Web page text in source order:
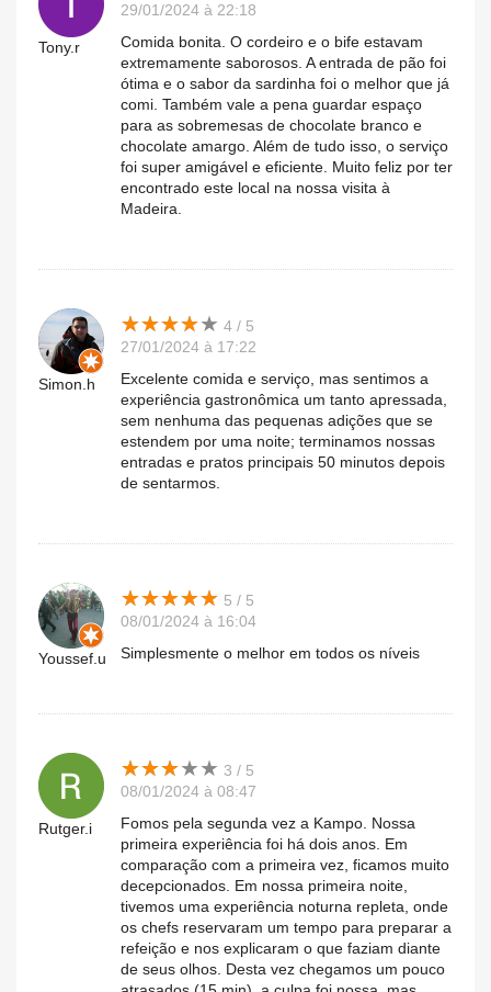
Tony.r
29/01/2024 à 22:18
Comida bonita. O cordeiro e o bife estavam
extremamente saborosos. A entrada de pão foi
ótima e o sabor da sardinha foi o melhor que já
comi. Também vale a pena guardar espaço
para as sobremesas de chocolate branco e
chocolate amargo. Além de tudo isso, o serviço
foi super amigável e eficiente. Muito feliz por ter
encontrado este local na nossa visita à
Madeira.
Simon.h
★★★★★
★★★★★ 4 / 5
27/01/2024 à 17:22
Excelente comida e serviço, mas sentimos a
experiência gastronômica um tanto apressada,
sem nenhuma das pequenas adições que se
estendem por uma noite; terminamos nossas
entradas e pratos principais 50 minutos depois
de sentarmos.
Youssef.u
★★★★★
★★★★★ 5 / 5
08/01/2024 à 16:04
Simplesmente o melhor em todos os níveis
Rutger.i
★★★★★
★★★★★ 3 / 5
08/01/2024 à 08:47
Fomos pela segunda vez a Kampo. Nossa
primeira experiência foi há dois anos. Em
comparação com a primeira vez, ficamos muito
decepcionados. Em nossa primeira noite,
tivemos uma experiência noturna repleta, onde
os chefs reservaram um tempo para preparar a
refeição e nos explicaram o que faziam diante
de seus olhos. Desta vez chegamos um pouco